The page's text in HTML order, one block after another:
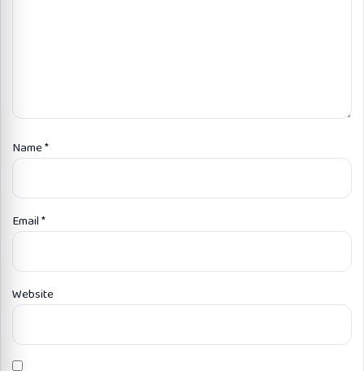
Name*
Email*
Website